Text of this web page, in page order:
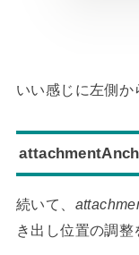
いい感じに左側か
続いて、
き出し位置の調整